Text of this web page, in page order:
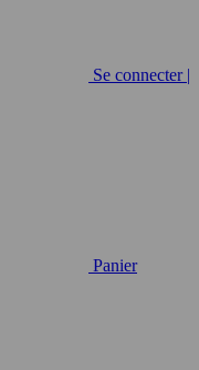
Se connecter |
Panier